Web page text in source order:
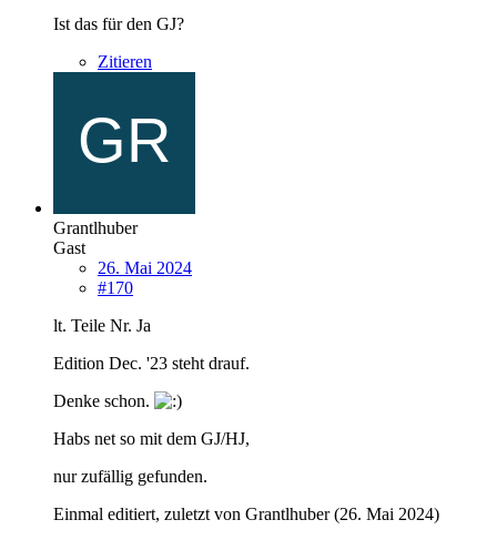
Ist das für den GJ?
Zitieren
Grantlhuber
Gast
26. Mai 2024
#170
lt. Teile Nr. Ja
Edition Dec. '23 steht drauf.
Denke schon.
Habs net so mit dem GJ/HJ,
nur zufällig gefunden.
Einmal editiert, zuletzt von Grantlhuber (26. Mai 2024)